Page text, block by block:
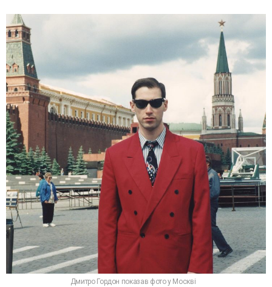
Дмитро Гордон показав фото у Москві